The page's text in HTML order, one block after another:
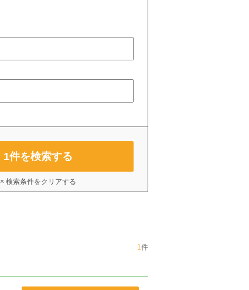
1件を検索する
× 検索条件をクリアする
1件